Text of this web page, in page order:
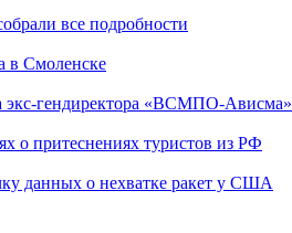
все подробности
в Смоленске
экс-гендиректора «ВСМПО-Ависма»
о притеснениях туристов из РФ
данных о нехватке ракет у США